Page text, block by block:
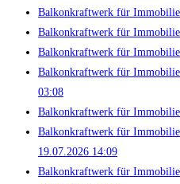
Balkonkraftwerk für
Balkonkraftwerk für
Balkonkraftwerk für
Balkonkraftwerk für
03:08
Balkonkraftwerk für
Balkonkraftwerk für
19.07.2026 14:09
Balkonkraftwerk für